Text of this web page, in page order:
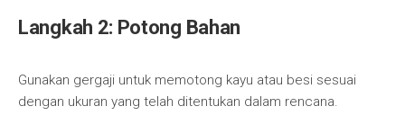
Langkah 2: Potong Bahan
Gunakan gergaji untuk memotong kayu atau besi sesuai
dengan ukuran yang telah ditentukan dalam rencana.